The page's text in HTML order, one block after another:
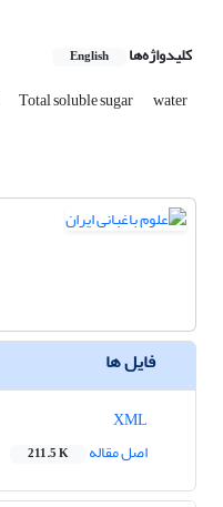
کلیدواژه‌ها English
Total soluble sugar water
فایل ها
اصل مقاله
211.5 K